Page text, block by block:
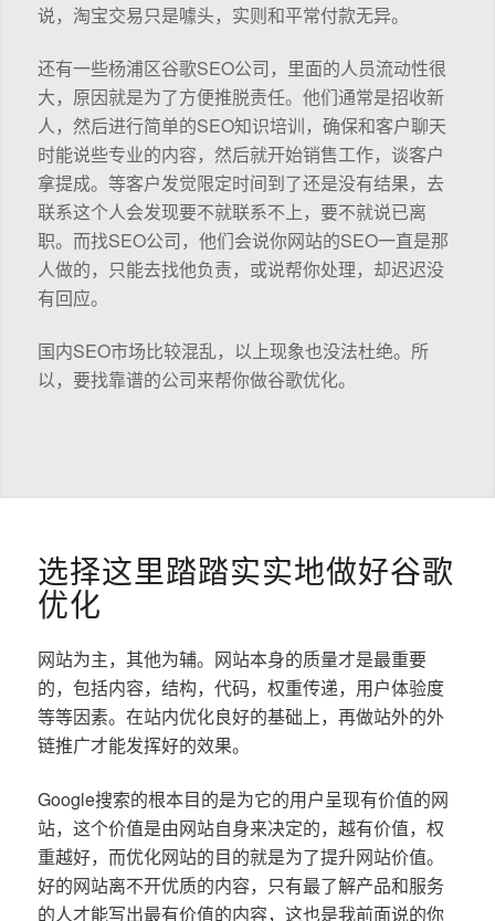
说，淘宝交易只是噱头，实则和平常付款无异。
还有一些杨浦区谷歌SEO公司，里面的人员流动性很
大，原因就是为了方便推脱责任。他们通常是招收新
人，然后进行简单的SEO知识培训，确保和客户聊天
时能说些专业的内容，然后就开始销售工作，谈客户
拿提成。等客户发觉限定时间到了还是没有结果，去
联系这个人会发现要不就联系不上，要不就说已离
职。而找SEO公司，他们会说你网站的SEO一直是那
人做的，只能去找他负责，或说帮你处理，却迟迟没
有回应。
国内SEO市场比较混乱，以上现象也没法杜绝。所
以，要找靠谱的公司来帮你做谷歌优化。
选择这里踏踏实实地做好谷歌
优化
网站为主，其他为辅。网站本身的质量才是最重要
的，包括内容，结构，代码，权重传递，用户体验度
等等因素。在站内优化良好的基础上，再做站外的外
链推广才能发挥好的效果。
Google搜索的根本目的是为它的用户呈现有价值的网
站，这个价值是由网站自身来决定的，越有价值，权
重越好，而优化网站的目的就是为了提升网站价值。
好的网站离不开优质的内容，只有最了解产品和服务
的人才能写出最有价值的内容，这也是我前面说的你